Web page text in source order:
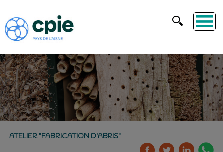
ATELIER "FABRICATION D'ABRIS"